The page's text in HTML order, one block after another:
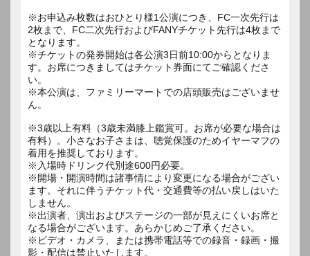
※お申込み枚数はおひとり様1公演につき、FC一次先行は
2枚まで、FC二次先行およびFANYチケット先行は4枚まで
となります。
※チケットの発券開始は各公演3日前10:00からとなりま
す。お席につきましてはチケット券面にてご確認くださ
い。
※本公演は、ファミリーマートでの店頭販売はございませ
ん。
※3歳以上有料（3歳未満膝上鑑賞可。お席が必要な場合は
有料）。小さなお子さまは、聴覚保護のためイヤーマフの
着用を推奨しております。
※入場時ドリンク代別途600円必要。
※開場・開演時間は諸事情により変更になる場合がござい
ます。それに伴うチケット代・交通費等の払い戻しはいた
しません。
※出演者、演出およびステージの一部が見えにくいお席と
なる場合がございます。あらかじめご了承ください。
※ビデオ・カメラ、または携帯電話等での録音・録画・撮
影・配信は禁止いたします。